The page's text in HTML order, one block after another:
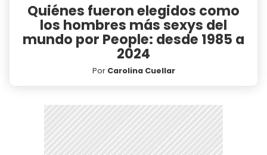
Quiénes fueron elegidos como
los hombres más sexys del
mundo por People: desde 1985 a
2024
Por Carolina Cuellar